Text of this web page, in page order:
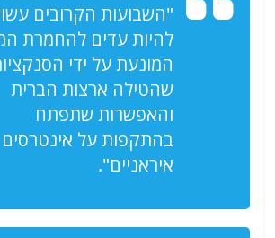
"השבועות הקרובים
להיות עדים להחמרת
המונעת על ידי
שהטילה ארצות הברית
והאפשרות שתפתח
בהתקפות על אינטרסים
איראניים".